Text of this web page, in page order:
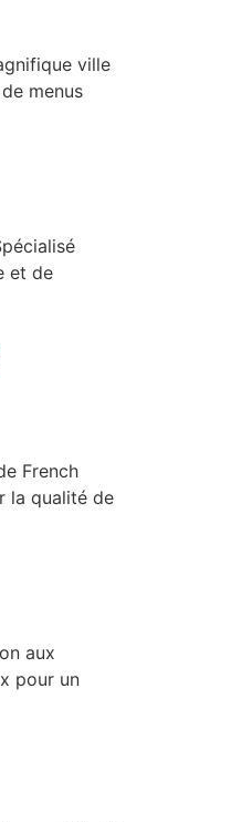
ville
menus
et de
French
la qualité de
aux
pour un